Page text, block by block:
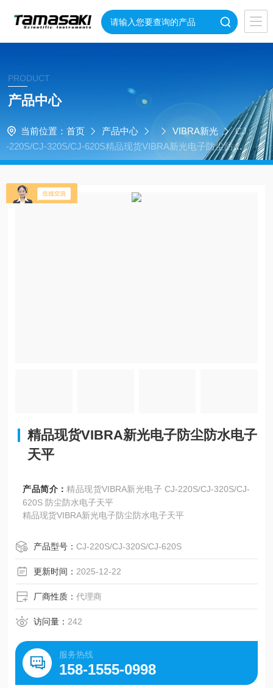
PRODUCT
产品中心
当前位置： 首页 产品中心 VIBRA新光
CJ
-220S/CJ-320S/CJ-620S精品现货VIBRA新光电子防尘防水
电子天平
精品现货VIBRA新光电子防尘防水电子
天平
产品简介： 精品现货VIBRA新光电子 CJ-220S/CJ-320S/CJ-
620S 防尘防水电子天平
精品现货VIBRA新光电子防尘防水电子天平
产品型号：CJ-220S/CJ-320S/CJ-620S
更新时间： 2025-12-22
厂商性质：代理商
访问量： 242
服务热线
158-1555-0998